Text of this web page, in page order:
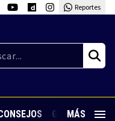
Reportes
GUARDIA
MÁS